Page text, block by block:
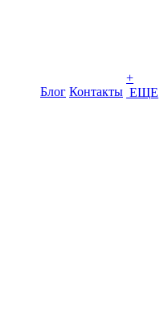
Блог Контакты
+
ЕЩЕ